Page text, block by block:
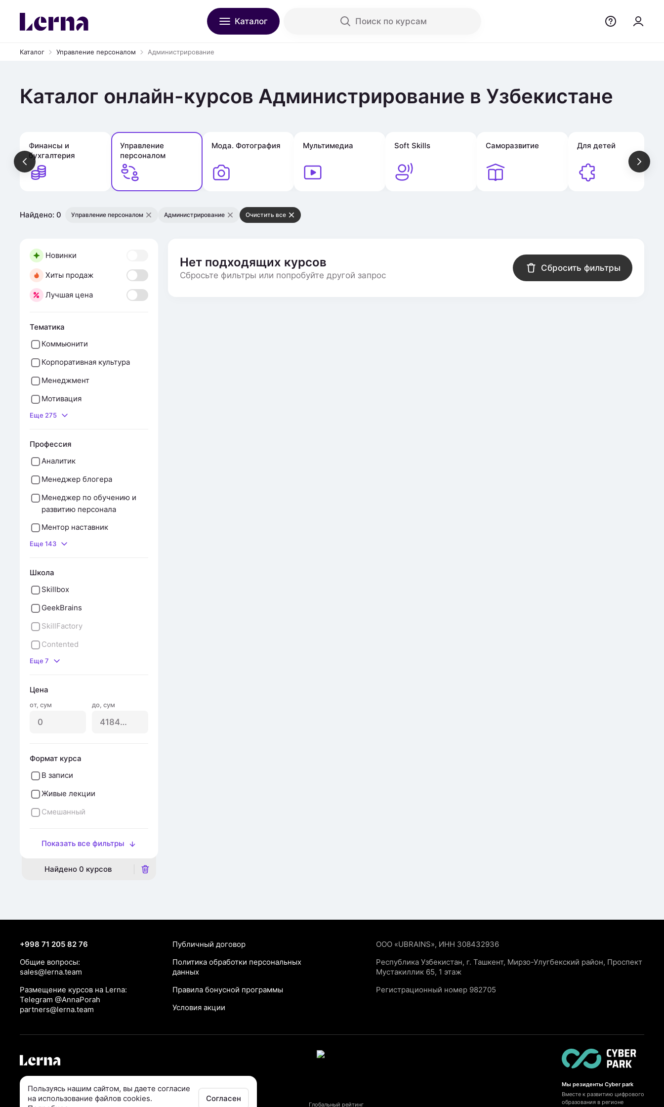
Каталог Поиск по курсам
Каталог Управление персоналом Администрирование
Каталог онлайн-курсов Администрирование в Узбекистане
Финансы и
бухгалтерия
Управление
персоналом
Мода. Фотография Мультимедиа Soft Skills Саморазвитие Для детей
Найдено: 0 Управление персоналом Администрирование Очистить все
Новинки
Хиты продаж
Лучшая цена
Тематика
Коммьюнити
Корпоративная культура
Менеджмент
Мотивация
Еще 275
Профессия
Аналитик
Менеджер блогера
Менеджер по обучению и
развитию персонала
Ментор наставник
Еще 143
Школа
Skillbox
GeekBrains
SkillFactory
Contented
Еще 7
Цена
от, сум до, сум
Формат курса
В записи
Живые лекции
Смешанный
Показать все фильтры
Найдено 0 курсов
Нет подходящих курсов
Сбросьте фильтры или попробуйте другой запрос
Сбросить фильтры
+998 71 205 82 76
Общие вопросы:
sales@lerna.team
Размещение курсов на Lerna:
Telegram @AnnaPorah
partners@lerna.team
Публичный договор
Политика обработки персональных
данных
Правила бонусной программы
Условия акции
ООО «UBRAINS», ИНН 308432936
Республика Узбекистан, г. Ташкент, Мирзо-Улугбекский район, Проспект
Мустакиллик 65, 1 этаж
Регистрационный номер 982705
© ООО «UBRAINS», 2026
Глобальный рейтинг
Мы резиденты Cyber park
Вместе к развитию цифрового
образования в регионе
Пользуясь нашим сайтом, вы даете согласие
на использование файлов cookies.
Согласен